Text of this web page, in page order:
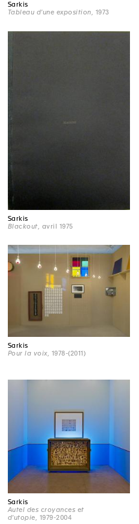
Sarkis
Tableau d'une exposition, 1973
Sarkis
Blackout , avril 1975
Sarkis
Pour la voix , 1978-(2011)
Sarkis
Autel des croyances et
d'utopie, 1979-2004